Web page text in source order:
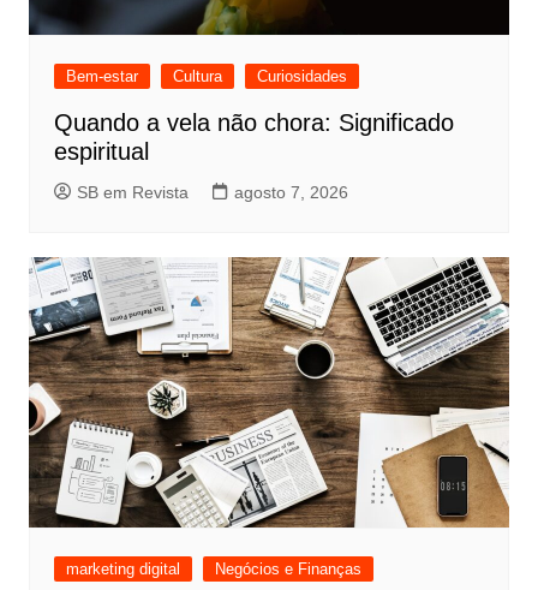
Bem-estar Cultura Curiosidades
Quando a vela não chora: Significado
espiritual
SB em Revista agosto 7, 2026
marketing digital Negócios e Finanças